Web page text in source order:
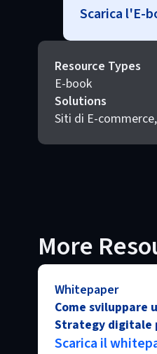
Scarica l'E-
Resource Types
E-book
Solutions
Siti di E-
More
Whitepaper
Come sviluppare
Strategy digitale
Scarica il